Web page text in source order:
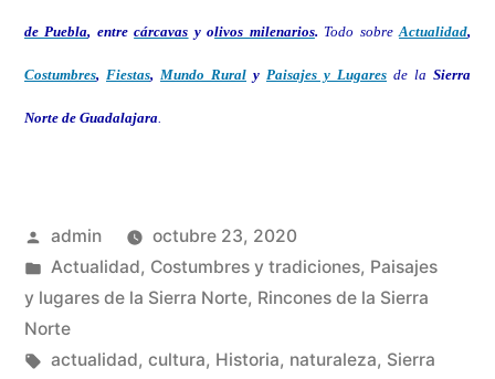
de Puebla, entrecárcavas y olivos milenarios. Todo sobreActualidad,
Costumbres, Fiestas, Mundo Rural y Paisajes y Lugares de la Sierra
Norte de Guadalajara.
Publicado
por
admin
octubre 23, 2020
Publicado
en
Actualidad, Costumbres y tradiciones, Paisajes
y lugares de la Sierra Norte, Rincones de la Sierra
Norte
Etiquetas:
actualidad, cultura, Historia, naturaleza, Sierra